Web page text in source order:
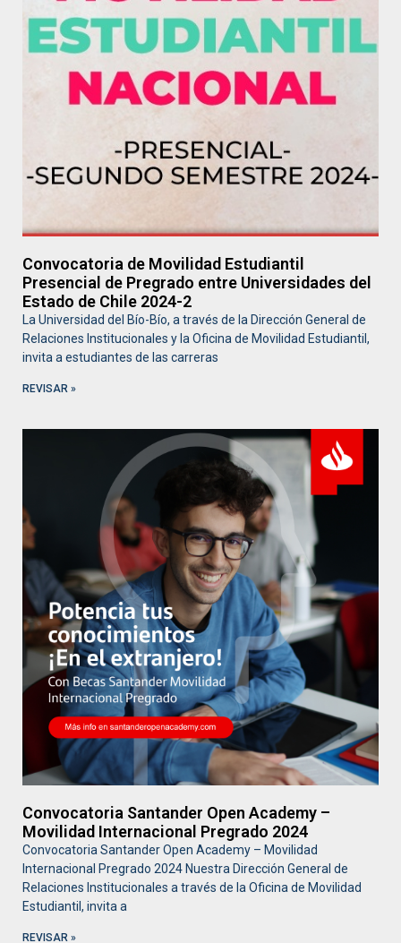
Convocatoria de Movilidad Estudiantil
Presencial de Pregrado entre Universidades del
Estado de Chile 2024-2
La Universidad del Bío-Bío, a través de la Dirección General de
Relaciones Institucionales y la Oficina de Movilidad Estudiantil,
invita a estudiantes de las carreras
REVISAR »
Convocatoria Santander Open Academy –
Movilidad Internacional Pregrado 2024
Convocatoria Santander Open Academy – Movilidad
Internacional Pregrado 2024 Nuestra Dirección General de
Relaciones Institucionales a través de la Oficina de Movilidad
Estudiantil, invita a
REVISAR »